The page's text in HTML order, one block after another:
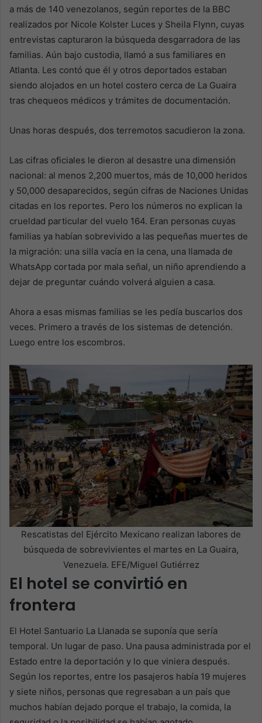
a más de 140 venezolanos, según reportes de la BBC
realizados por Nicole Kolster Luces y Sheila Flynn, cuyas
entrevistas capturaron la búsqueda desgarradora de las
familias. Aún bajo custodia, llamó a sus familiares en
Atlanta. Les contó que él y otros deportados estaban
siendo alojados en un hotel costero cerca de La Guaira
tras chequeos médicos y trámites de documentación.
Unas horas después, dos terremotos sacudieron la zona.
Las cifras oficiales le dieron al desastre una dimensión
nacional: al menos 2,200 muertos, más de 10,000 heridos
y 50,000 desaparecidos, según cifras de Naciones Unidas
citadas en los reportes. Pero los números no explican la
crueldad particular del vuelo 164. Eran personas cuyas
familias ya habían sobrevivido a las pequeñas muertes de
la migración: una silla vacía en la cena, una llamada de
WhatsApp cortada por mala señal, un niño aprendiendo a
dejar de preguntar cuándo volverá alguien a casa.
Ahora a esas mismas familias se les pedía buscarlos dos
veces. Primero a través de los sistemas de detención.
Luego entre los escombros.
Rescatistas del Ejército Mexicano realizan labores de
búsqueda de sobrevivientes el martes en La Guaira,
Venezuela. EFE/Miguel Gutiérrez
El hotel se convirtió en
frontera
El Hotel Santuario La Llanada se suponía que sería
temporal. Un lugar de paso. Una pausa administrada por el
Estado entre la deportación y lo que viniera después.
Según los reportes, entre los pasajeros había 19 mujeres
y siete niños, personas que regresaban a un país que
muchos habían dejado porque el trabajo, la comida, la